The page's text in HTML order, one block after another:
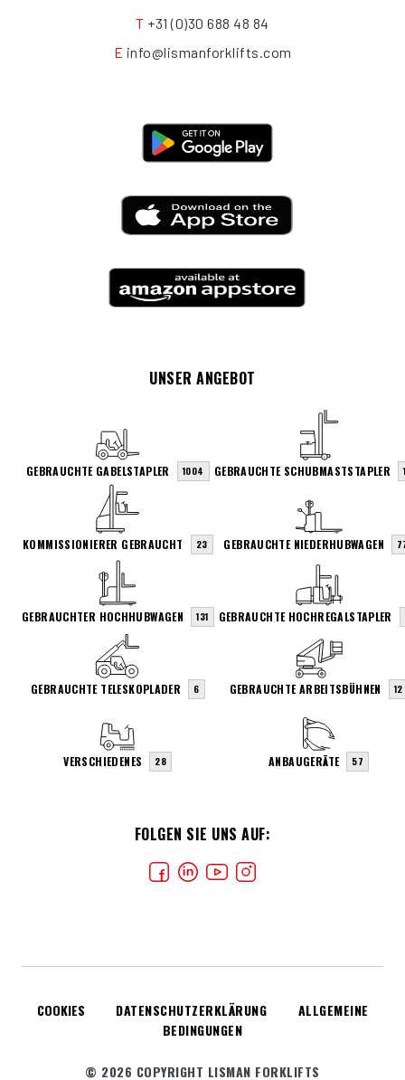
T +31 (0)30 688 48 84
E info@lismanforklifts.com
FOLGEN SIE UNS AUF:
UNSER ANGEBOT
GEBRAUCHTE GABELSTAPLER 1004 GEBRAUCHTE SCHUBMASTSTAPLER
KOMMISSIONIERER GEBRAUCHT 23 GEBRAUCHTE NIEDERHUBWAGEN
GEBRAUCHTER HOCHHUBWAGEN 131 GEBRAUCHTE HOCHREGALSTAPLER
GEBRAUCHTE TELESKOPLADER 6 GEBRAUCHTE ARBEITSBÜHNEN 12
VERSCHIEDENES 28 ANBAUGERÄTE 57
COOKIES DATENSCHUTZERKLÄRUNG
ALLGEMEINE
BEDINGUNGEN
© 2026 COPYRIGHT LISMAN FORKLIFTS